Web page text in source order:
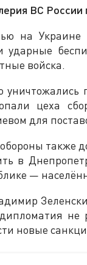
ВС
на Украине
ударные
войска.
цеха
для
также
в
—
новые